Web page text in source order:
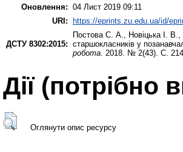
Оновлення: 04 Лист 2019 09:11
URI: https://eprints.zu.edu.ua/id/
ДСТУ 8302:2015:
Постова С. А. Новіцька І. В.
старшокласників у
робота . 2018. № 2(43). С.
Дії ​​(потрібно
Оглянути опис ресурсу